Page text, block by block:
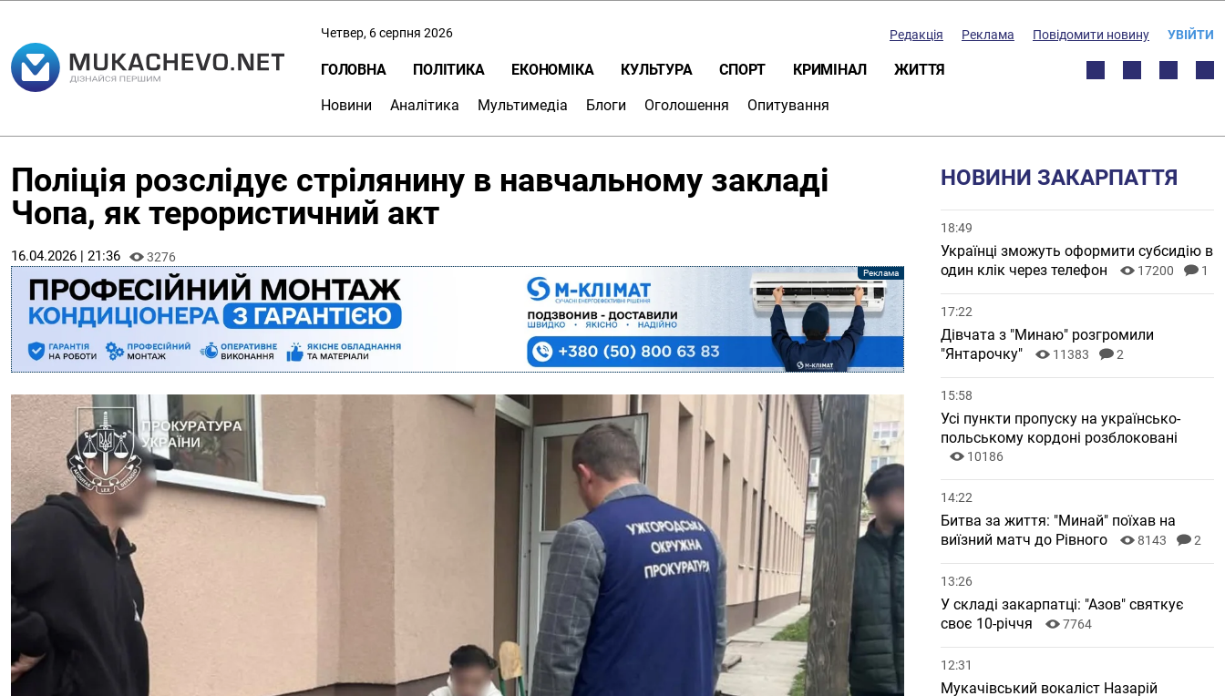
Четвер, 6 серпня 2026 Редакція Реклама Повідомити новину УВІЙТИ
ГОЛОВНА ПОЛІТИКА ЕКОНОМІКА КУЛЬТУРА СПОРТ КРИМІНАЛ ЖИТТЯ
Новини Аналітика Мультимедіа Блоги Оголошення Опитування
Поліція розслідує стрілянину в навчальному закладі
Чопа, як терористичний акт
16.04.2026 | 21:36 3276
НОВИНИ ЗАКАРПАТТЯ
18:49
Українці зможуть оформити субсидію в
один клік через телефон
17200 1
17:22
Дівчата з "Минаю" розгромили
"Янтарочку"
11383 2
15:58
Усі пункти пропуску на українсько-
польському кордоні розблоковані
10186
14:22
Битва за життя: "Минай" поїхав на
виїзний матч до Рівного
8143 2
13:26
У складі закарпатці: "Азов" святкує
своє 10-річчя
7764
12:31
Мукачівський вокаліст Назарій